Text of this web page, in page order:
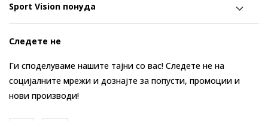
Sport Vision понуда
Следете не
Ги споделуваме нашите тајни со вас! Следете не на
социјалните мрежи и дознајте за попусти, промоции и
нови производи!